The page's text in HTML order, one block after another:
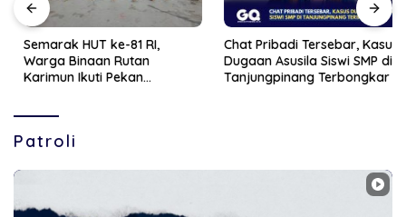
Semarak HUT ke-81 RI,
Warga Binaan Rutan
Karimun Ikuti Pekan
Chat Pribadi Tersebar, Kasus
Dugaan Asusila Siswi SMP di
Tanjungpinang Terbongkar
Patroli